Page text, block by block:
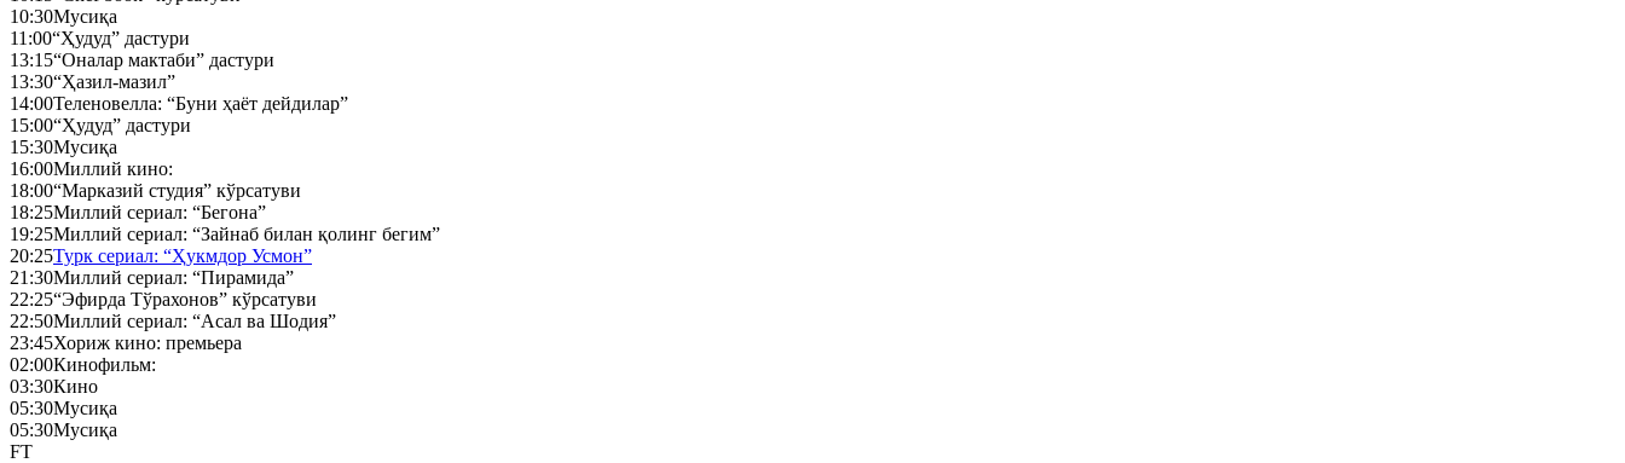
10:30Мусиқа
11:00“Ҳудуд” дастури
13:15“Оналар мактаби” дастури
13:30“Ҳазил-мазил”
14:00Теленовелла: “Буни ҳаёт дейдилар”
15:00“Ҳудуд” дастури
15:30Мусиқа
16:00Миллий кино:
18:00“Марказий студия” кўрсатуви
18:25Миллий сериал: “Бегона”
19:25Миллий сериал: “Зайнаб билан қолинг бегим”
20:25Турк сериал: “Ҳукмдор Усмон”
21:30Миллий сериал: “Пирамида”
22:25“Эфирда Тўрахонов” кўрсатуви
22:50Миллий сериал: “Асал ва Шодия”
23:45Хориж кино: премьера
02:00Кинофильм:
03:30Кино
05:30Мусиқа
05:30Мусиқа
FT